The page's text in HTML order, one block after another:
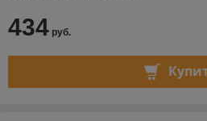
434 руб.